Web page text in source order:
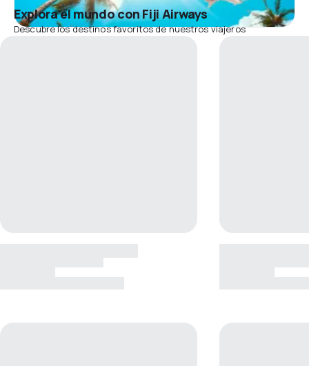
Explora el mundo con Fiji Airways
Descubre los destinos favoritos de nuestros viajeros